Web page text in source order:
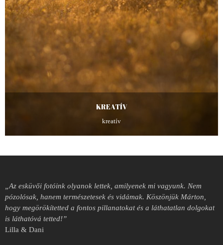
KREATÍV
kreatív
„Az esküvői fotóink olyanok lettek, amilyenek mi vagyunk. Nem
pózolósak, hanem természetesek és vidámak. Köszönjük Márton,
hogy megörökítetted a fontos pillanatokat és a láthatatlan dolgokat
is láthatóvá tetted!”
Lilla & Dani